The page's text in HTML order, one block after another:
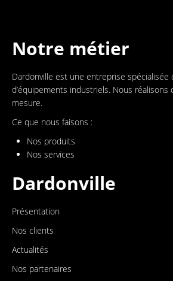
Notre métier
Dardonville est une entreprise spécialisée
d’équipements industriels. Nous réalisons
mesure.
Ce que nous faisons :
Nos produits
Nos services
Dardonville
Présentation
Nos clients
Actualités
Nos partenaires